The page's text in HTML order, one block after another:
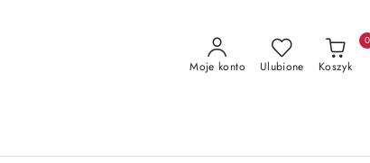
Moje konto Ulubione Koszyk
0